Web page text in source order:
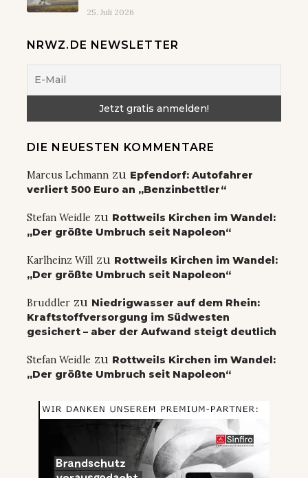
25. Juli 2026
NRWZ.DE NEWSLETTER
DIE NEUESTEN KOMMENTARE
Marcus Lehmann zu Epfendorf: Autofahrer
verliert 500 Euro an „Benzinbettler“
Stefan Weidle zu Rottweils Kirchen im Wandel:
„Der größte Umbruch seit Napoleon“
Karlheinz Will zu Rottweils Kirchen im Wandel:
„Der größte Umbruch seit Napoleon“
Bruddler zu Niedrigwasser auf dem Rhein:
Kraftstoffversorgung im Südwesten
gesichert – aber der Aufwand steigt deutlich
Stefan Weidle zu Rottweils Kirchen im Wandel:
„Der größte Umbruch seit Napoleon“